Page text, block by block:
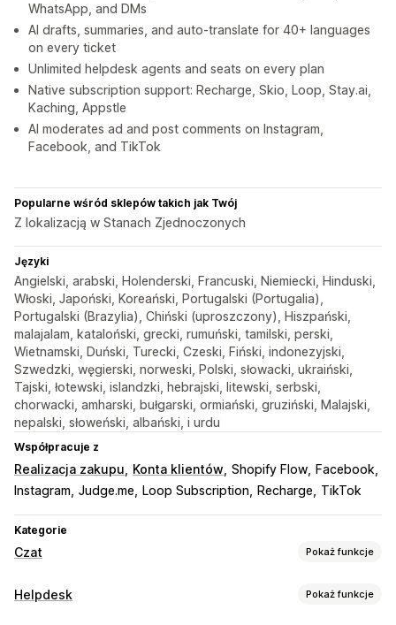
WhatsApp, and DMs
AI drafts, summaries, and auto-translate for 40+ languages
on every ticket
Unlimited helpdesk agents and seats on every plan
Native subscription support: Recharge, Skio, Loop, Stay.ai,
Kaching, Appstle
AI moderates ad and post comments on Instagram,
Facebook, and TikTok
Popularne wśród sklepów takich jak Twój
Z lokalizacją w Stanach Zjednoczonych
Języki
Angielski, arabski, Holenderski, Francuski, Niemiecki, Hinduski,
Włoski, Japoński, Koreański, Portugalski (Portugalia),
Portugalski (Brazylia), Chiński (uproszczony), Hiszpański,
malajalam, kataloński, grecki, rumuński, tamilski, perski,
Wietnamski, Duński, Turecki, Czeski, Fiński, indonezyjski,
Szwedzki, węgierski, norweski, Polski, słowacki, ukraiński,
Tajski, łotewski, islandzki, hebrajski, litewski, serbski,
chorwacki, amharski, bułgarski, ormiański, gruziński, Malajski,
nepalski, słoweński, albański, i urdu
Współpracuje z
Realizacja zakupu Konta klientów Shopify Flow
Facebook
Instagram Judge.me Loop Subscription Recharge TikTok
Kategorie
Czat Pokaż funkcje
Wiadomości w czasie rzeczywistym
Helpdesk Pokaż funkcje